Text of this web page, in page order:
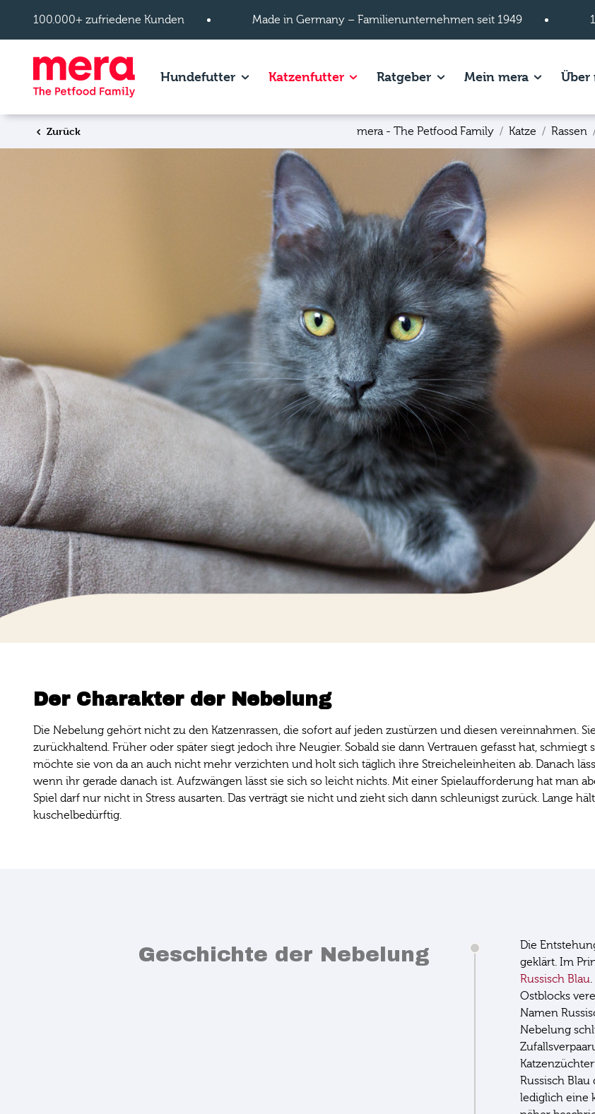
100.000+ zufriedene Kunden
Made in Germany – Familienunternehmen seit 1949
HundefutterShow subpages of Hundefutter page.
KatzenfutterShow subpages of Katzenfutter page.
RatgeberShow subpages of Ratgeber
Mein meraShowÜber
Zurück mera - The Petfood Family Katze Rassen
Der Charakter der Nebelung
Die Nebelung gehört nicht zu den Katzenrassen, die sofort auf jeden zustürzen und diesen vereinnahmen.
zurückhaltend. Früher oder später siegt jedoch ihre Neugier. Sobald sie dann Vertrauen gefasst hat,
möchte sie von da an auch nicht mehr verzichten und holt sich täglich ihre Streicheleinheiten ab. Danach
wenn ihr gerade danach ist. Aufzwängen lässt sie sich so leicht nichts. Mit einer Spielaufforderung hat man
Spiel darf nur nicht in Stress ausarten. Das verträgt sie nicht und zieht sich dann schleunigst zurück. Lange
kuschelbedürftig.
Geschichte der Nebelung
Die
geklärt. Im
Russisch Blau
Ostblocks
Namen
Nebelung
Russisch
lediglich eine